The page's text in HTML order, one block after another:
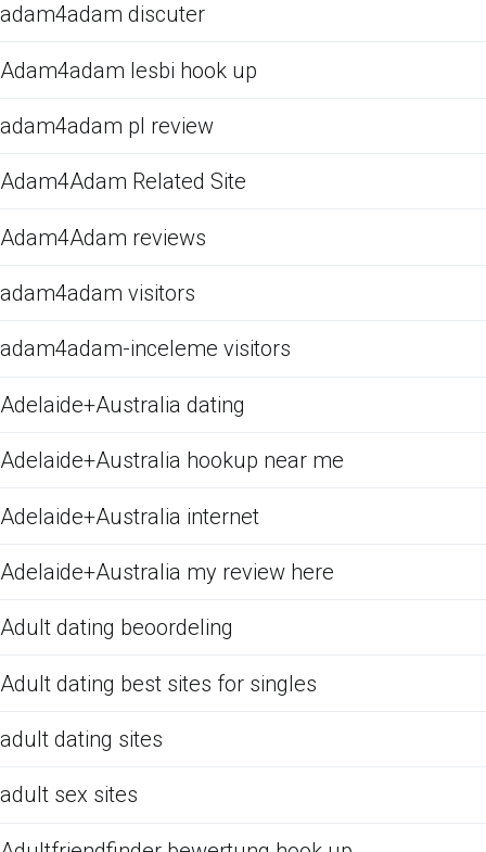
adam4adam discuter
Adam4adam lesbi hook up
adam4adam pl review
Adam4Adam Related Site
Adam4Adam reviews
adam4adam visitors
adam4adam-inceleme visitors
Adelaide+Australia dating
Adelaide+Australia hookup near me
Adelaide+Australia internet
Adelaide+Australia my review here
Adult dating beoordeling
Adult dating best sites for singles
adult dating sites
adult sex sites